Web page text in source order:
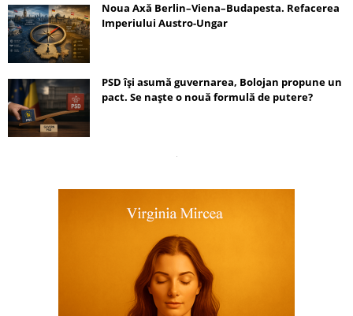
Noua Axă Berlin–Viena–Budapesta. Refacerea
Imperiului Austro-Ungar
PSD își asumă guvernarea, Bolojan propune un
pact. Se naște o nouă formulă de putere?